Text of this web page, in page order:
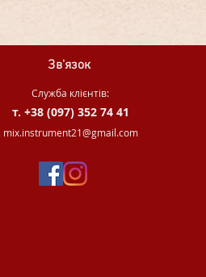
Зв'язок
Служба клієнтів:
т. +38 (097) 352 74 41
mix.instrument21@gmail.com